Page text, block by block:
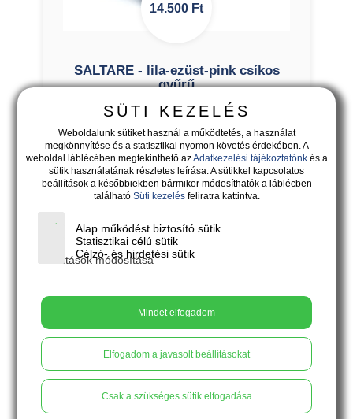
14.500 Ft
SALTARE - lila-ezüst-pink csíkos
gyűrű
15.900 Ft
SALTARE - lila-rózsa lógós
SÜTI KEZELÉS
Weboldalunk sütiket használ a működtetés, a használat
megkönnyítése és a statisztikai nyomon követés érdekében. A
weboldal láblécében megtekinthető azAdatkezelési tájékoztatónkés a
sütik használatának részletes leírása. A sütikkel kapcsolatos
beállítások a későbbiekben bármikor módosíthatók a láblécben
található Süti kezelésfeliratra kattintva.
Alap működést biztosító sütik
Statisztikai célú sütik
Célzó- és hirdetési sütik
Beállítások módosítása
Mindet elfogadom
Elfogadom a javasolt beállításokat
Csak a szükséges sütik elfogadása